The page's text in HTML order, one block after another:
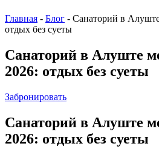
Главная - Блог - Санаторий в
отдых без суеты
Санаторий в Алуште
2026: отдых без суеты
Забронировать
Санаторий в Алуште
2026: отдых без суеты